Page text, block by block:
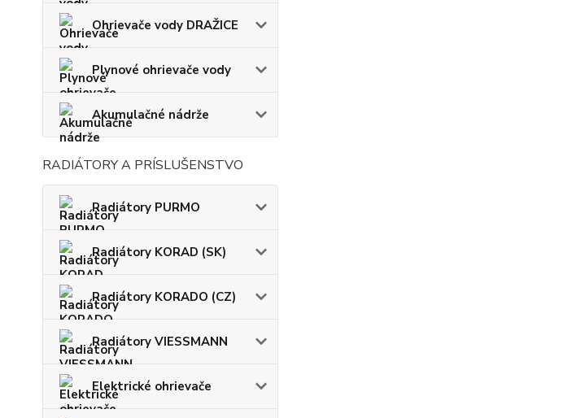
Ohrievače vody DRAŽICE
Plynové ohrievače vody
Akumulačné nádrže
RADIÁTORY A PRÍSLUŠENSTVO
Radiátory PURMO
Radiátory KORAD (SK)
Radiátory KORADO (CZ)
Radiátory VIESSMANN
Elektrické ohrievače